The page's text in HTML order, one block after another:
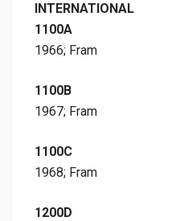
INTERNATIONAL
1100A
1966; Fram
1100B
1967; Fram
1100C
1968; Fram
1200D